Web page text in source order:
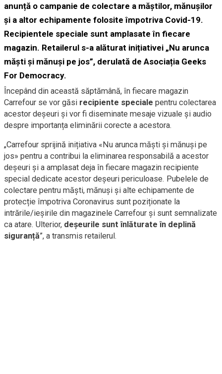
anunță o campanie de colectare a măștilor, mănușilor
și a altor echipamente folosite împotriva Covid-19.
Recipientele speciale sunt amplasate în fiecare
magazin. Retailerul s-a alăturat inițiativei „Nu arunca
măști și mănuși pe jos”, derulată de Asociația Geeks
For Democracy.
Începând din această săptămână, în fiecare magazin
Carrefour se vor găsi recipiente speciale pentru colectarea
acestor deșeuri și vor fi diseminate mesaje vizuale și audio
despre importanța eliminării corecte a acestora.
„Carrefour sprijină inițiativa «Nu arunca măști și mănuși pe
jos» pentru a contribui la eliminarea responsabilă a acestor
deșeuri și a amplasat deja în fiecare magazin recipiente
special dedicate acestor deșeuri periculoase. Pubelele de
colectare pentru măști, mănuși și alte echipamente de
protecție împotriva Coronavirus sunt poziționate la
intrările/ieșirile din magazinele Carrefour și sunt semnalizate
ca atare. Ulterior, deșeurile sunt înlăturate în deplină
siguranță”, a transmis retailerul.